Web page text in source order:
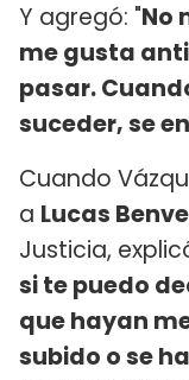
Y agregó: "No
me gusta
pasar.
suceder, se
Cuando
a Lucas
Justicia,
si te puedo
que hayan
subido o se